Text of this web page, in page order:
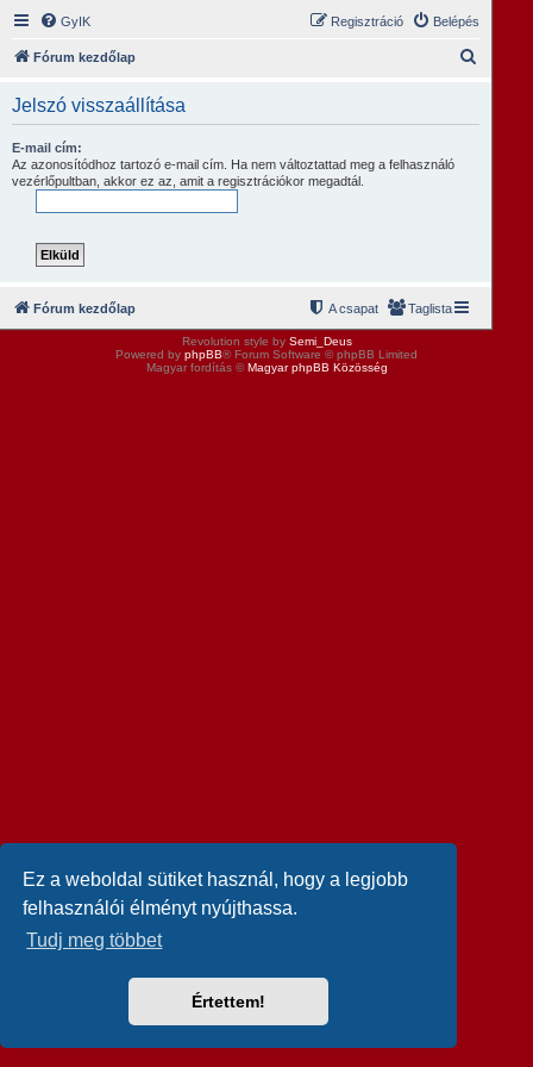
Ez a weboldal sütiket használ, hogy a legjobb
felhasználói élményt nyújthassa.
Tudj meg többet
Értettem!
GyIK Belépés
Regisztráció
Fórum kezdőlap
Jelszó visszaállítása
E-mail cím:
Az azonosítódhoz tartozó e-mail cím. Ha nem változtattad meg a felhasználó
vezérlőpultban, akkor ez az, amit a regisztrációkor megadtál.
Fórum kezdőlap Taglista
A csapat
Revolution style by Semi_Deus
Powered by phpBB® Forum Software © phpBB Limited
Magyar fordítás ©Magyar phpBB Közösség